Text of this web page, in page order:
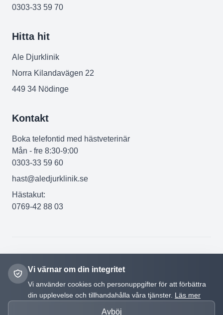
0303-33 59 70
Hitta hit
Ale Djurklinik
Norra Kilandavägen 22
449 34 Nödinge
Kontakt
Boka telefontid med hästveterinär
Mån - fre 8:30-9:00
0303-33 59 60
hast@aledjurklinik.se
Hästakut:
0769-42 88 03
Vi värnar om din integritet
Vi använder cookies och personuppgifter för att förbättra
din upplevelse och tillhandahålla våra tjänster. Läs mer
Avböj